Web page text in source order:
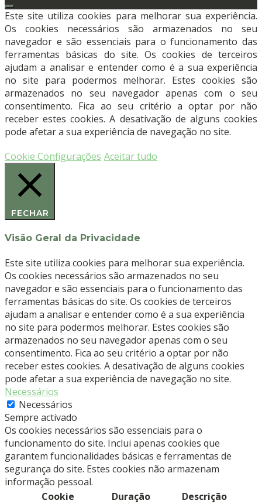
Polimento
Dentário
Pré-
Cirúrgico
(By
Dra.
Hélène
Arnal)
(2541)
-
MEISINGER
Este site utiliza cookies para melhorar sua experiência.
Os cookies necessários são armazenados no seu
navegador e são essenciais para o funcionamento das
ferramentas básicas do site. Os cookies de terceiros
ajudam a analisar e entender como é a sua experiência
no site para podermos melhorar. Estes cookies são
armazenados no seu navegador apenas com o seu
consentimento. Fica ao seu critério a optar por não
receber estes cookies. A desativação de alguns cookies
pode afetar a sua experiência de navegação no site.
Cookie Configurações Aceitar tudo
FECHAR
Visão Geral da Privacidade
Este site utiliza cookies para melhorar sua experiência.
Os cookies necessários são armazenados no seu
navegador e são essenciais para o funcionamento das
ferramentas básicas do site. Os cookies de terceiros
ajudam a analisar e entender como é a sua experiência
no site para podermos melhorar. Estes cookies são
armazenados no seu navegador apenas com o seu
consentimento. Fica ao seu critério a optar por não
receber estes cookies. A desativação de alguns cookies
pode afetar a sua experiência de navegação no site.
Necessários
Necessários
Sempre activado
Os cookies necessários são essenciais para o
funcionamento do site. Inclui apenas cookies que
garantem funcionalidades básicas e ferramentas de
segurança do site. Estes cookies não armazenam
informação pessoal.
Cookie
Duração Descrição